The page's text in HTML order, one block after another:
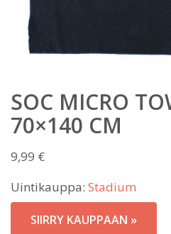
SOC MICRO
70×140 CM
9,99 €
Uintikauppa: Stadium
SIIRRY KAUPPAAN »